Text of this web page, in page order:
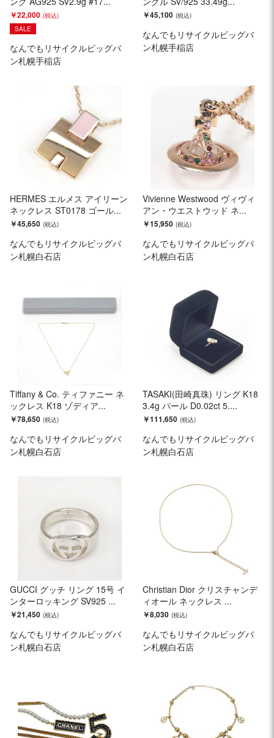
￥22,000
SALE
なんでもリサイクルビッグバ
ン札幌手稲店
￥45,100
なんでもリサイクルビッグバ
ン札幌手稲店
HERMES エルメス アイリーン
ネックレス ST0178 ゴール...
￥45,650
なんでもリサイクルビッグバ
ン札幌白石店
Vivienne Westwood ヴィヴィ
アン・ウエストウッド ネ...
￥15,950
なんでもリサイクルビッグバ
ン札幌白石店
Tiffany & Co. ティファニー ネ
ックレス K18 ゾディア...
￥78,650
なんでもリサイクルビッグバ
ン札幌白石店
TASAKI(田崎真珠) リング K18
3.4g パール D0.02ct 5....
￥111,650
なんでもリサイクルビッグバ
ン札幌白石店
GUCCI グッチ リング 15号 イ
ンターロッキング SV925 ...
￥21,450
なんでもリサイクルビッグバ
ン札幌白石店
Christian Dior クリスチャンデ
ィオール ネックレス ...
￥8,030
なんでもリサイクルビッグバ
ン札幌白石店